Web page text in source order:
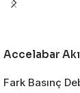
Accelabar
Fark Basınç